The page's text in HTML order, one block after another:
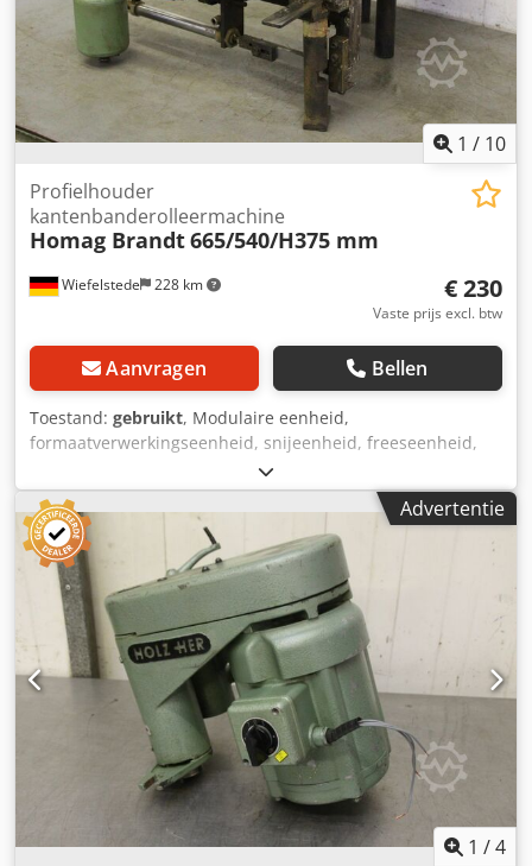
1 / 10
Wiefelstede 228 km
Profielhouder
kantenbanderolleermachine
Homag Brandt665/540/H375 mm
€ 230
Vaste prijs excl. btw
Aanvragen Bellen
Toestand: gebruikt, Modulaire eenheid,
formaatverwerkingseenheid, snijeenheid, freeseenheid,
profielfreeseenheid, voegfreeseenheid, trimeenheid,
dubbelkante profiler, kantbewerkingsmachine, scoremotor,
hakselmotor, freesmotor voor kantbewerkingsmachine,
profielhouder kantbewerkingsmachine -Fabrikant: Homag,
profielhouder van kantenaanlijmmachine BRANDT KM 35 -
Individuele onderdelen: zie foto's Csdpfx Ajgy T Nbelcsrf -
Afmetingen: 665/540 / H375 mm -Gewicht: 30 kg
Advertentie
1 /4